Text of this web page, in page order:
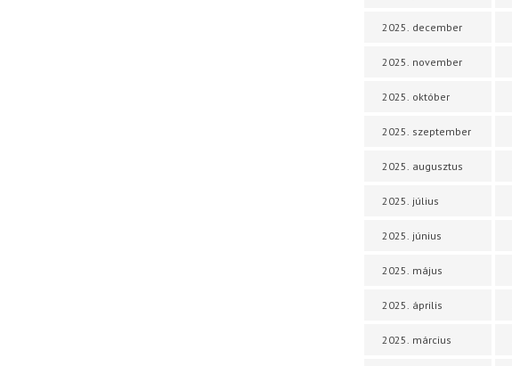
2025. december
2025. november
2025. október
2025. szeptember
2025. augusztus
2025. július
2025. június
2025. május
2025. április
2025. március